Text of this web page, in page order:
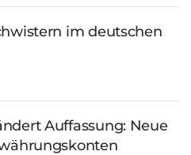
im deutschen
Auffassung: Neue